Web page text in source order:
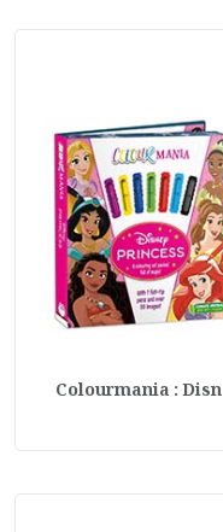
Colourmania : Disn